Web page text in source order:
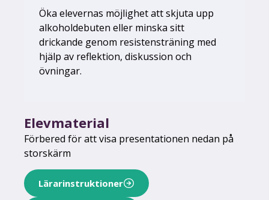
Öka elevernas möjlighet att skjuta upp
alkoholdebuten eller minska sitt
drickande genom resistensträning med
hjälp av reflektion, diskussion och
övningar.
Elevmaterial
Förbered för att visa presentationen nedan på
storskärm
Lärarinstruktioner